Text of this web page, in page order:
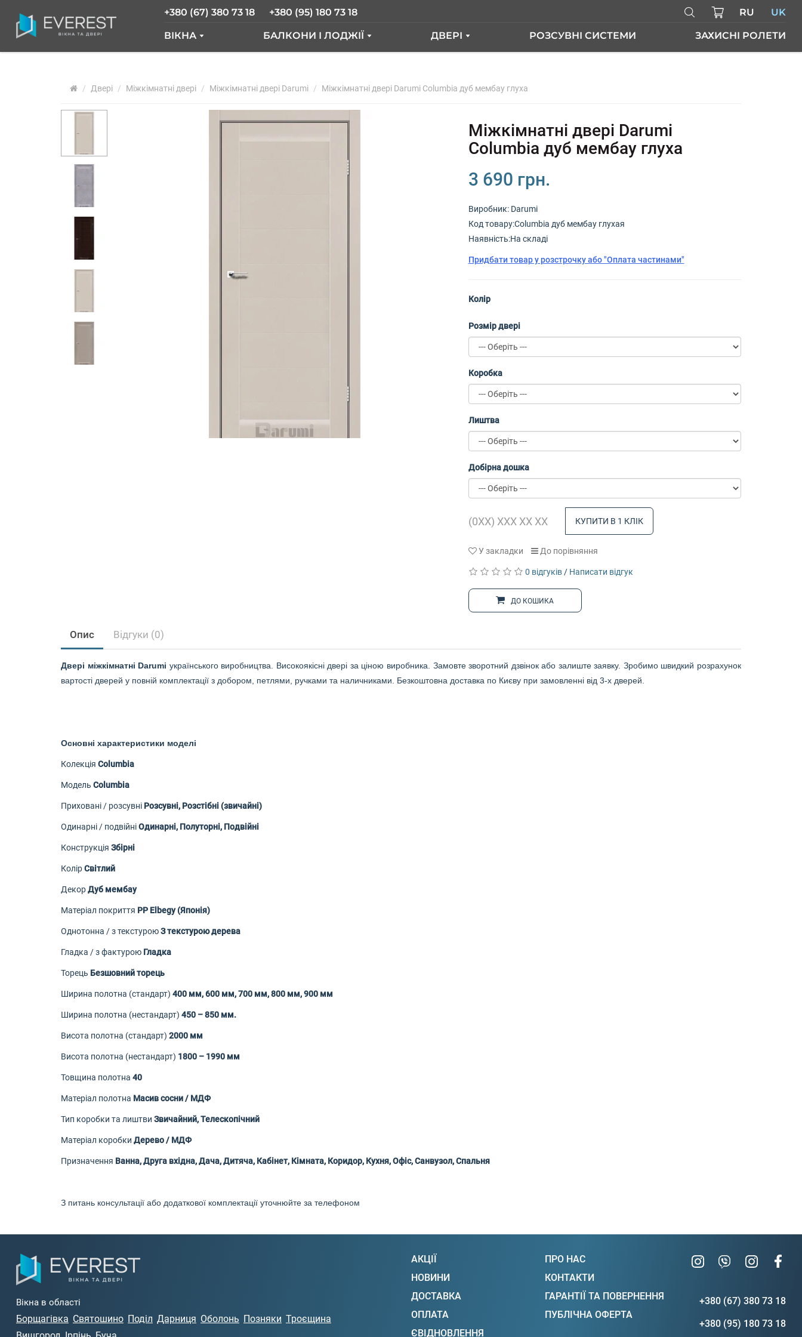
+380 (67) 380 73 18 +380 (95) 180 73 18 RU UK
ВІКНА
ВІКНА SALAMANDER
БАЛКОНИ І ЛОДЖІЇ
БАЛКОН ПІД КЛЮЧ
ОЗДОБЛЕННЯ БАЛКОНА
СКЛІННЯ ЛОДЖІЇ
ДВЕРІ
МІЖКІМНАТНІ ДВЕРІ
РОЗСУВНІ СИСТЕМИ ЗАХИСНІ РОЛЕТИ
Двері Міжкімнатні двері Міжкімнатні двері Darumi Міжкімнатні двері Darumi Columbia дуб мембау глуха
Міжкімнатні двері Darumi
Columbia дуб мембау глуха
3 690 грн.
Виробник: Darumi
Код товару:Columbia дуб мембау глухая
Наявність:На складі
Придбати товар у розстрочку або "Оплата частинами"
Колір
Розмір двері
Коробка
Лиштва
Добірна дошка
КУПИТИ В 1 КЛІК
У закладки До порівняння
0 відгуків/ Написати відгук
ДО КОШИКА
Опис Відгуки (0)
Двері міжкімнатні Darumi українського виробництва. Високоякісні двері за ціною виробника. Замовте зворотний дзвінок або залиште заявку. Зробимо швидкий розрахунок
вартості дверей у повній комплектації з добором, петлями, ручками та наличниками. Безкоштовна доставка по Києву при замовленні від 3-х дверей.
Основні характеристики моделі
Колекція Columbia
Модель Columbia
Приховані / розсувні Розсувні, Розстібні (звичайні)
Одинарні / подвійніОдинарні, Полуторні, Подвійні
Конструкція Збірні
КолірСвітлий
ДекорДуб мембау
Матеріал покриття PP Elbegy (Японія)
Однотонна / з текстуроюЗ текстурою дерева
Гладка / з фактурою Гладка
Торець Безшовний торець
Ширина полотна (стандарт) 400 мм, 600 мм, 700 мм, 800 мм, 900 мм
Ширина полотна (нестандарт) 450 – 850 мм.
Висота полотна (стандарт) 2000 мм
Висота полотна (нестандарт) 1800 – 1990 мм
Товщина полотна 40
Матеріал полотна Масив сосни / МДФ
Тип коробки та лиштви Звичайний, Телескопічний
Матеріал коробки Дерево / МДФ
Призначення Ванна, Друга вхідна, Дача, Дитяча, Кабінет, Кімната, Коридор, Кухня, Офіс, Санвузол, Спальня
З питань консультації або додаткової комплектації уточнюйте за телефоном
Вікна в області
Борщагівка Святошино Поділ Дарниця Оболонь Позняки Троєщина
АКЦІЇ
НОВИНИ
ДОСТАВКА
ОПЛАТА
ЄВІДНОВЛЕННЯ
ПРО НАС
КОНТАКТИ
ГАРАНТІЇ ТА ПОВЕРНЕННЯ
ПУБЛІЧНА ОФЕРТА
+380 (67) 380 73 18
+380 (95) 180 73 18